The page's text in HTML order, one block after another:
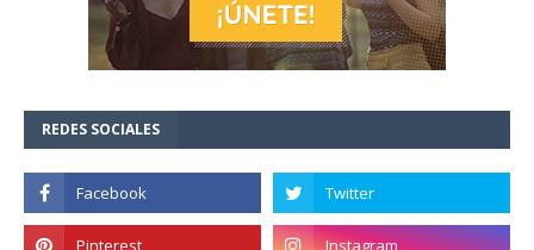
REDES SOCIALES